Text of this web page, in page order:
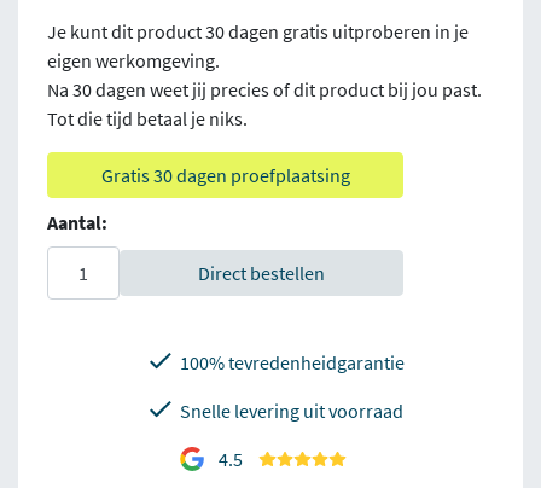
Je kunt dit product 30 dagen gratis uitproberen in je
eigen werkomgeving.
Na 30 dagen weet jij precies of dit product bij jou past.
Tot die tijd betaal je niks.
Gratis 30 dagen proefplaatsing
Aantal:
Direct bestellen
100% tevredenheidgarantie
Snelle levering uit voorraad
4.5